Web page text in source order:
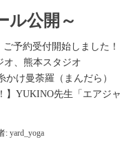
ル公開～
予約受付開始しました！
オ、熊本スタジオ
け曼荼羅（まんだら）
】YUKINO先生「エアジャ
: yard_yoga